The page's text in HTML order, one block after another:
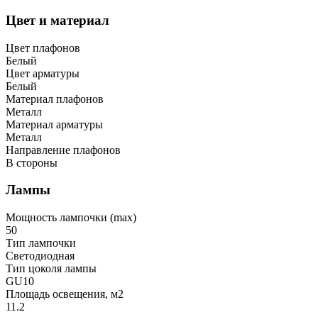
Цвет и материал
Цвет плафонов
Белый
Цвет арматуры
Белый
Материал плафонов
Металл
Материал арматуры
Металл
Направление плафонов
В стороны
Лампы
Мощность лампочки (max)
50
Тип лампочки
Светодиодная
Тип цоколя лампы
GU10
Площадь освещения, м2
11.2